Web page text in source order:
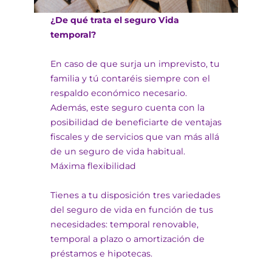
¿De qué trata el seguro Vida
temporal?
En caso de que surja un imprevisto, tu
familia y tú contaréis siempre con el
respaldo económico necesario.
Además, este seguro cuenta con la
posibilidad de beneficiarte de ventajas
fiscales y de servicios que van más allá
de un seguro de vida habitual.
Máxima flexibilidad
Tienes a tu disposición tres variedades
del seguro de vida en función de tus
necesidades: temporal renovable,
temporal a plazo o amortización de
préstamos e hipotecas.